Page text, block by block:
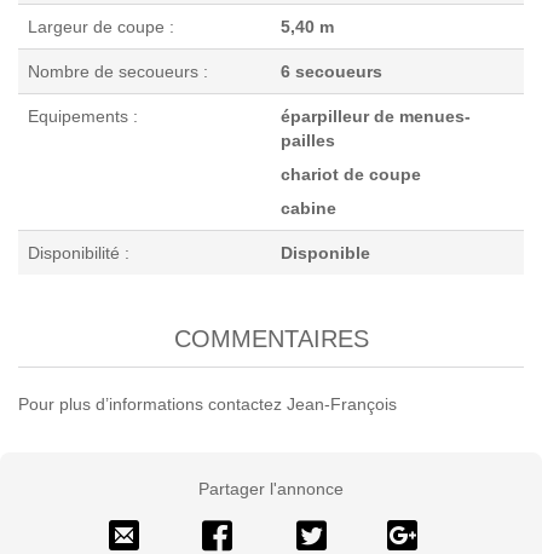
Largeur de coupe : 5,40 m
Nombre de secoueurs : 6 secoueurs
Equipements :
éparpilleur de menues-
pailles
chariot de coupe
cabine
Disponibilité : Disponible
COMMENTAIRES
Pour plus d’informations contactez Jean-François
Partager l'annonce